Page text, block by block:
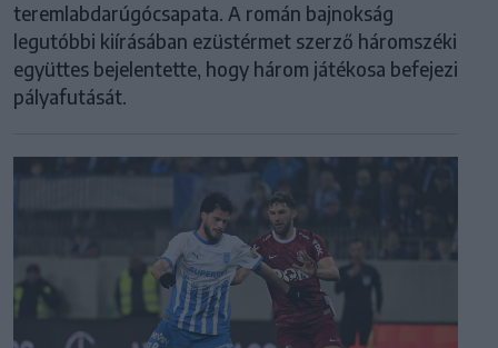
teremlabdarúgócsapata. A román bajnokság
legutóbbi kiírásában ezüstérmet szerző háromszéki
együttes bejelentette, hogy három játékosa befejezi
pályafutását.